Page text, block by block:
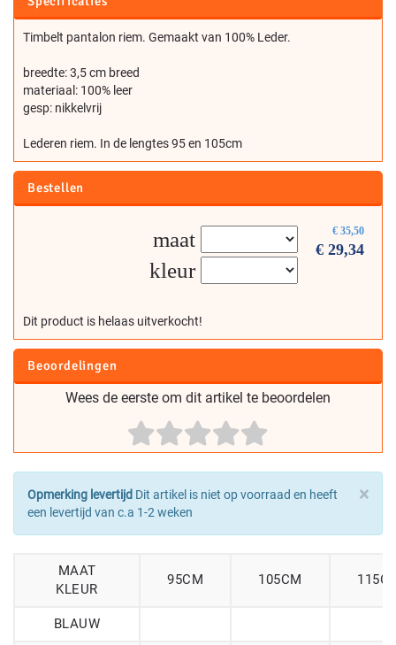
Timbelt pantalon riem. Gemaakt van 100% Leder.
breedte: 3,5 cm breed
materiaal: 100% leer
gesp: nikkelvrij
Lederen riem. In de lengtes 95 en 105cm
Bestellen
€ 35,50
€ 29,34
maat
kleur
Dit product is helaas uitverkocht!
Beoordelingen
Wees de eerste om dit artikel te beoordelen
×
Opmerking levertijd Dit artikel is niet op voorraad en heeft
een levertijd van c.a 1-2 weken
MAAT
KLEUR
95CM 105CM
BLAUW